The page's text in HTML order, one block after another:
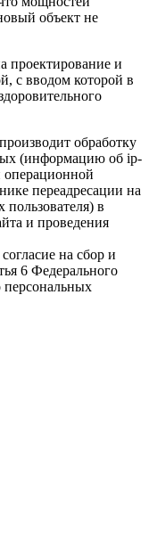
объект не
проектирование и
с вводом которой в
обработку
(информацию об ip-
операционной
переадресации на
пользователя) в
и проведения
на сбор и
6 Федерального